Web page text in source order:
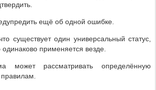
ещё об одной ошибке.
существует один универсальный статус,
применяется везде.
может рассматривать определённую